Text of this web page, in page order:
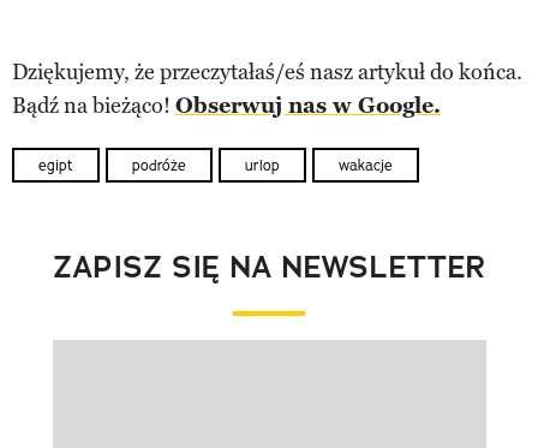
Dziękujemy, że przeczytałaś/eś nasz artykuł do końca.
Bądź na bieżąco! Obserwuj nas w Google.
egipt podróże urlop wakacje
ZAPISZ SIĘ NA NEWSLETTER